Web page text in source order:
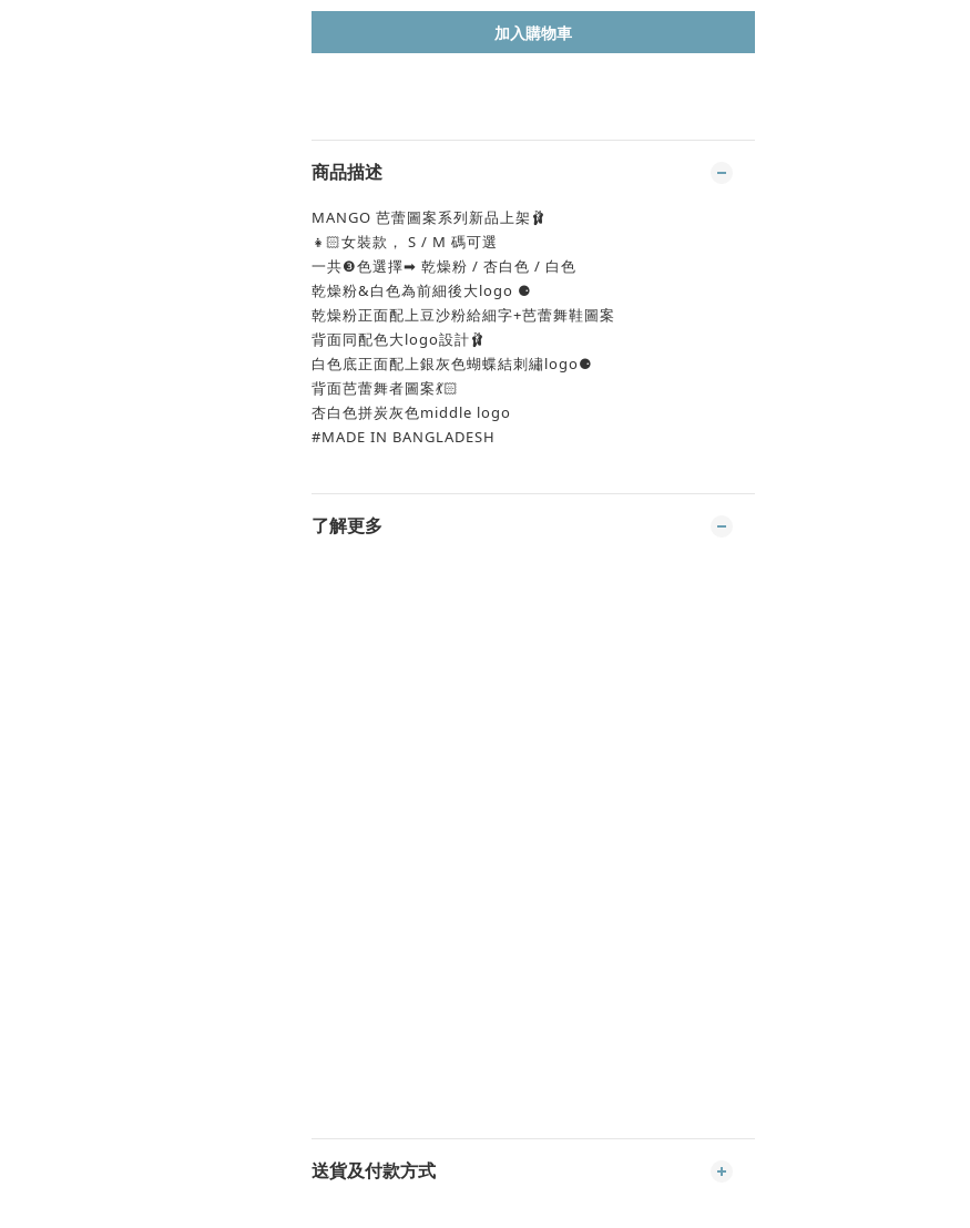
加入購物車
商品描述
MANGO 芭蕾圖案系列新品上架🩰
👧🏻女裝款， S / M 碼可選
一共❸色選擇➡︎ 乾燥粉 / 杏白色 / 白色
乾燥粉&白色為前細後大logo ⚈
乾燥粉正面配上豆沙粉給細字+芭蕾舞鞋圖案
背面同配色大logo設計🩰
白色底正面配上銀灰色蝴蝶結刺繡logo⚈
背面芭蕾舞者圖案💃🏻
杏白色拼炭灰色middle logo
#MADE IN BANGLADESH
了解更多
送貨及付款方式